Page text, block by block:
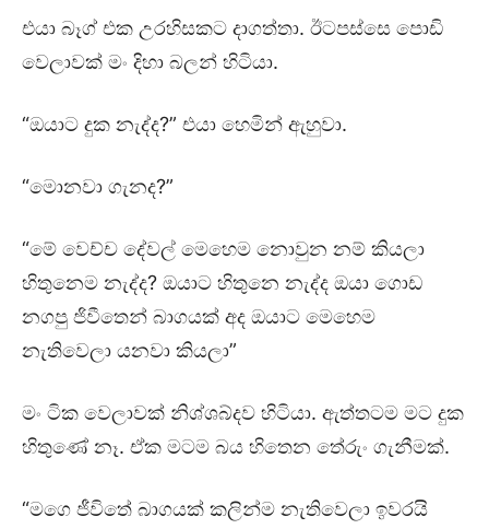
එයා බෑග් එක උරහිසකට දාගත්තා. ඊටපස්සෙ පොඩි
වෙලාවක් මං දිහා බලන් හිටියා.
“ඔයාට දුක නැද්ද?” එයා හෙමින් ඇහුවා.
“මොනවා ගැනද?”
“මේ වෙච්ච දේවල් මෙහෙම නොවුන නම් කියලා
හිතුනෙම නැද්ද? ඔයාට හිතුනෙ නැද්ද ඔයා ගොඩ
නගපු ජිවීතෙන් බාගයක් අද ඔයාට මෙහෙම
නැතිවෙලා යනවා කියලා”
මං ටික වෙලාවක් නිශ්ශබ්දව හිටියා. ඇත්තටම මට දුක
හිතුණේ නෑ. ඒක මටම බය හිතෙන තේරුං ගැනීමක්.
“මගෙ ජීවිතේ බාගයක් කලින්ම නැතිවෙලා ඉවරයි